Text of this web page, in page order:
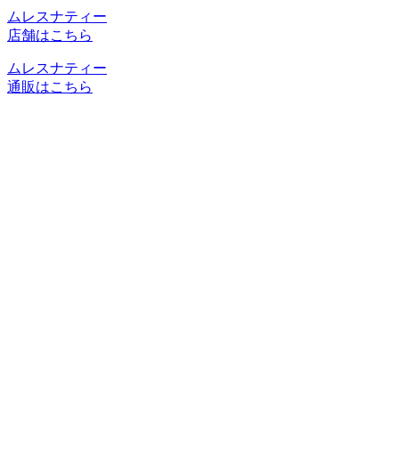
ムレスナティー
店舗はこちら
ムレスナティー
通販はこちら